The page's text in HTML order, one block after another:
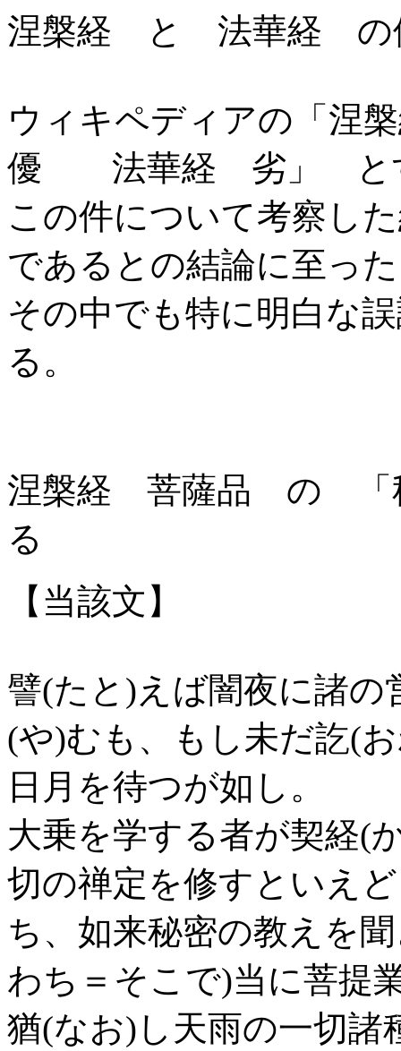
涅槃経 と 法華経 の
ウィキペディアの「涅
優 法華経 劣」 とす
この件について考察し
であるとの結論に至っ
その中でも特に明白な
る。
涅槃経 菩薩品 の 「
る
【当該文】
譬(たと)えば闇夜に諸の
(や)むも、もし未だ訖(
日月を待つが如し。
大乗を学する者が契経(
切の禅定を修すといえ
ち、如来秘密の教えを
わち＝そこで)当に菩提
猶(なお)し天雨の一切諸